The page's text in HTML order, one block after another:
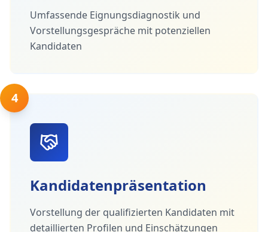
Umfassende Eignungsdiagnostik und
Vorstellungsgespräche mit potenziellen
Kandidaten
4
Kandidatenpräsentation
Vorstellung der qualifizierten Kandidaten mit
detaillierten Profilen und Einschätzungen